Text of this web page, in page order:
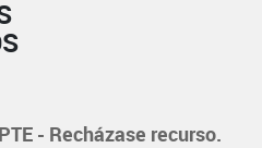
- Recházase recurso.